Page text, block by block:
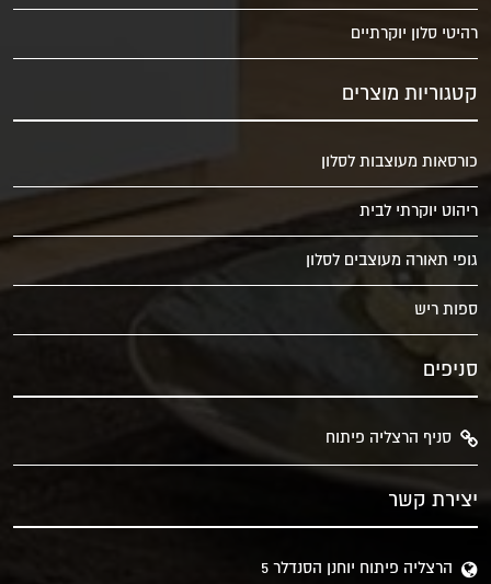
רהיטי סלון יוקרתיים
קטגוריות מוצרים
כורסאות מעוצבות לסלון
ריהוט יוקרתי לבית
גופי תאורה מעוצבים לסלון
ספות ריש
סניפים
סניף הרצליה פיתוח
יצירת קשר
הרצליה פיתוח יוחנן הסנדלר 5